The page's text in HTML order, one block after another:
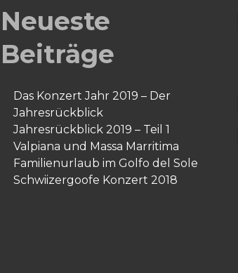
Neueste
Beiträge
Das Konzert Jahr 2019 – Der
Jahresrückblick
Jahresrückblick 2019 – Teil 1
Valpiana und Massa Marritima
Familienurlaub im Golfo del Sole
Schwiizergoofe Konzert 2018